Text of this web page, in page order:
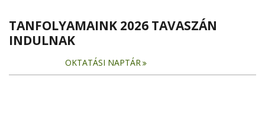
TANFOLYAMAINK 2026 TAVASZÁN
INDULNAK
OKTATÁSI NAPTÁR